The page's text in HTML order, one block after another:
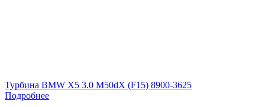
Турбина BMW X5 3.0 M50dX (F15) 8900-3625
Подробнее